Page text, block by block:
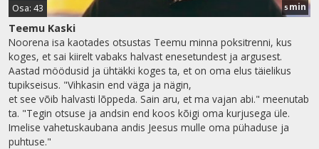
Osa: 43 5min
Teemu Kaski
Noorena isa kaotades otsustas Teemu minna poksitrenni, kus
koges, et sai kiirelt vabaks halvast enesetundest ja argusest.
Aastad möödusid ja ühtäkki koges ta, et on oma elus täielikus
tupikseisus. "Vihkasin end väga ja nägin,
et see võib halvasti lõppeda. Sain aru, et ma vajan abi." meenutab
ta. "Tegin otsuse ja andsin end koos kõigi oma kurjusega üle.
Imelise vahetuskaubana andis Jeesus mulle oma pühaduse ja
puhtuse."